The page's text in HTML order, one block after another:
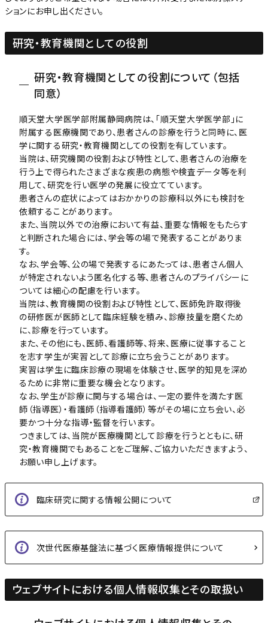
ションにお申し出ください。
研究・教育機関としての役割
研究・教育機関としての役割について（包括
同意）
順天堂大学医学部附属静岡病院は、「順天堂大学医学部」に
附属する医療機関であり、患者さんの診療を行うと同時に、医
学に関する研究・教育機関としての役割を有しています。
当院は、研究機関の役割および特性として、患者さんの治療を
行う上で得られたさまざまな疾患の病態や検査データ等を利
用して、研究を行い医学の発展に役立てています。
患者さんの症状によってはおかかりの診療科以外にも検討を
依頼することがあります。
また、当院以外での治療において有益、重要な情報をもたらす
と判断された場合には、学会等の場で発表することがありま
す。
なお、学会等、公の場で発表するにあたっては、患者さん個人
が特定されないよう匿名化する等、患者さんのプライバシーに
ついては細心の配慮を行います。
当院は、教育機関の役割および特性として、医師免許取得後
の研修医が医師として臨床経験を積み、診療技量を磨くため
に、診療を行っています。
また、その他にも、医師、看護師等、将来、医療に従事すること
を志す学生が実習として診療に立ち会うことがあります。
実習は学生に臨床診療の現場を体験させ、医学的知見を深め
るために非常に重要な機会となります。
なお、学生が診療に関与する場合は、一定の要件を満たす医
師（指導医）・看護師（指導看護師）等がその場に立ち会い、必
要かつ十分な指導・監督を行います。
つきましては、当院が医療機関として診療を行うとともに、研
究・教育機関でもあることをご理解、ご協力いただきますよう、
お願い申し上げます。
臨床研究に関する情報公開について
次世代医療基盤法に基づく医療情報提供について
ウェブサイトにおける個人情報収集とその取扱い